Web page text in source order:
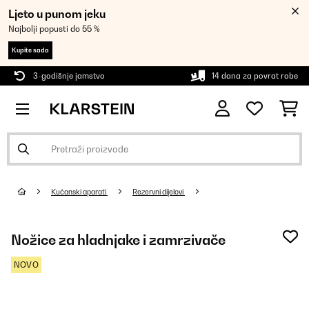
Ljeto u punom jeku
Najbolji popusti do 55 %
Kupite sada
3-godišnje jamstvo 14 dana za povrat robe
Kućanski aparati Rezervni dijelovi
Nožice za hladnjake i zamrzivače
NOVO